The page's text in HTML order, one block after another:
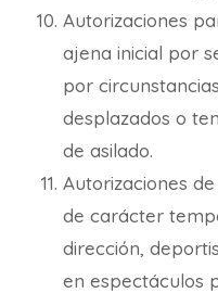
Autorizaciones
ajena inicial por
por
desplazados o
de asilado.
Autorizaciones
de carácter
dirección,
en espectáculos